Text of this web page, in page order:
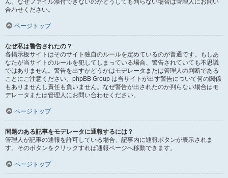
ん。なぜファイル添付できないのかどうしても判らない場合は管理人にお問い
合わせください。
ページトップ
なぜ私は警告されたの？
各掲示板サイトはそのサイト独自のルールを定めているのが普通です。もしあ
なたが当サイトのルールを犯してしまっている場合、警告されていても不思議
ではありません。警告を出すかどうかはモデレータまたは管理人の判断である
ことにご注意ください。phpBB Group は当サイトが出す警告について何の関係
もありませんし責任も負いません。なぜ警告が出されたのか判らない場合はモ
デレータまたは管理人にお問い合わせください。
ページトップ
問題のある記事をモデレータに通報するには？
管理人が記事の通報を許可している場合、記事内に通報ボタンが表示されま
す。そのボタンをクリックすれば通報ページへ移動できます。
ページトップ